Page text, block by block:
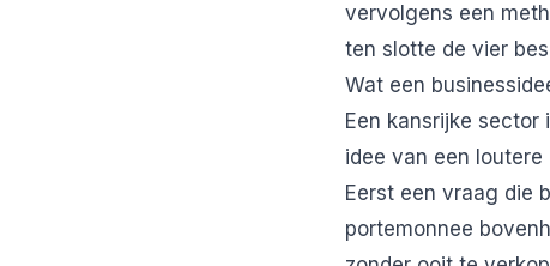
vervolgens een
ten slotte de vier
Wat een
Een kansrijke sector
idee van een
Eerst een vraag die
portemonnee